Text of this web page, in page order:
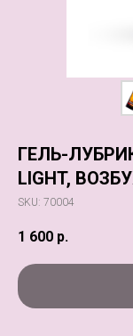
ГЕЛЬ-
LIGHT,
SKU: 70004
1 600 р.